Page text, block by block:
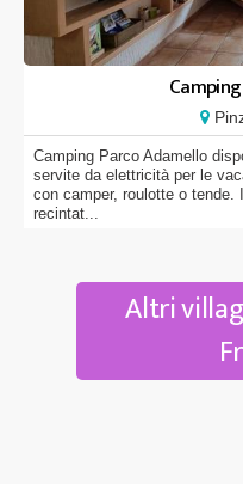
Camping Parco Adamello
servite da elettricità per le
con camper, roulotte o tende.
recintat...
Altri